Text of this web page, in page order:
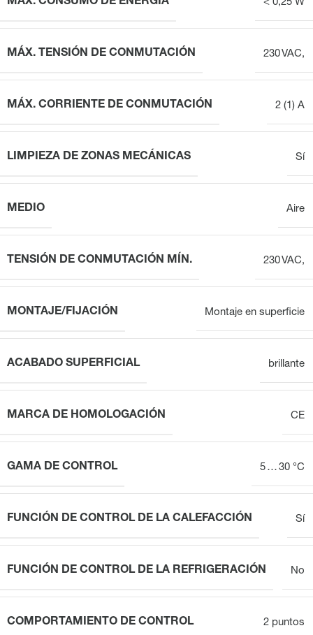
< 0,25 W
MÁX. TENSIÓN DE CONMUTACIÓN 230 VAC,
MÁX. CORRIENTE DE CONMUTACIÓN 2 (1) A
LIMPIEZA DE ZONAS MECÁNICAS Sí
MEDIO Aire
TENSIÓN DE CONMUTACIÓN MÍN. 230 VAC,
MONTAJE/FIJACIÓN Montaje en superficie
ACABADO SUPERFICIAL brillante
MARCA DE HOMOLOGACIÓN CE
GAMA DE CONTROL 5 … 30 °C
FUNCIÓN DE CONTROL DE LA CALEFACCIÓN Sí
FUNCIÓN DE CONTROL DE LA REFRIGERACIÓN No
COMPORTAMIENTO DE CONTROL 2 puntos